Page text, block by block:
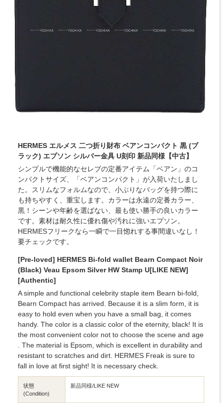
HERMES エルメス 二つ折り財布 ベアンコンパクト 黒 (ブ
ラック) エプソン シルバー金具 U刻印 新品同様【中古】
シンプルで機能的なセレブの定番アイテム「ベアン」のコ
ンパクトサイズ、「ベアンコンパクト」が入荷いたしまし
た。スリムなフォルムなので、小ぶりなバッグを持つ際に
も持ちやすく、重宝します。カラーは永遠の定番カラー、
黒！シーンや年齢を選ばない、最も使い勝手の良いカラー
です。素材は耐久性に優れ傷や汚れに強いエプソン。
HERMESフリークなら一瞬で一目惚れする事間違いなし！
要チェックです。
[Pre-loved] HERMES Bi-fold wallet Bearn Compact Noir
(Black) Veau Epsom Silver HW Stamp U[LIKE NEW]
[Authentic]
A simple and functional celebrity staple item Bearn bi-fold,
Bearn Compact has arrived. Because it is a slim form, it is
easy to hold even when you have a small bag, it comes
handy. The color is a classic color of the eternity, black! It is
the most convenient color not to choose the scene and age
. The material is Epsom, which is excellent in durability and
resistant to scratches and dirt. HERMES Freak is sure to
fall in love at first sight! It is necessary check.
状態
(Condition)
新品同様/LIKE NEW